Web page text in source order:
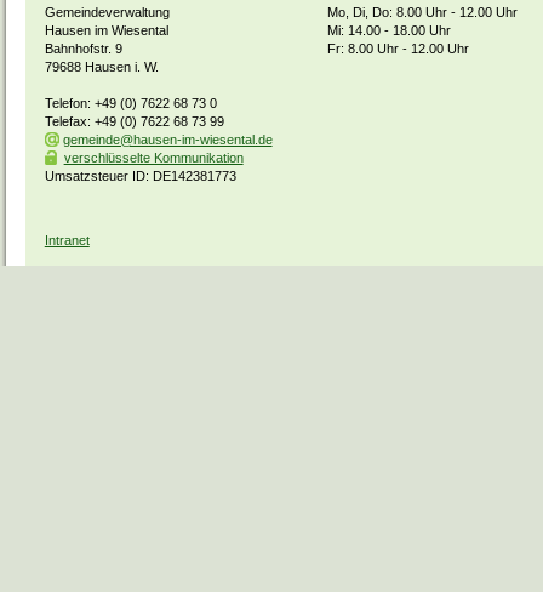
Gemeindeverwaltung
Hausen im Wiesental
Bahnhofstr. 9
79688 Hausen i. W.
Telefon: +49 (0) 7622 68 73 0
Telefax: +49 (0) 7622 68 73 99
gemeinde@hausen-im-wiesental.de
verschlüsselte Kommunikation
Umsatzsteuer ID: DE142381773
Mo, Di, Do: 8.00 Uhr - 12.00 Uhr
Mi: 14.00 - 18.00 Uhr
Fr: 8.00 Uhr - 12.00 Uhr
Intranet